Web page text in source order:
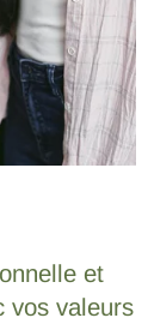
et
vos valeurs